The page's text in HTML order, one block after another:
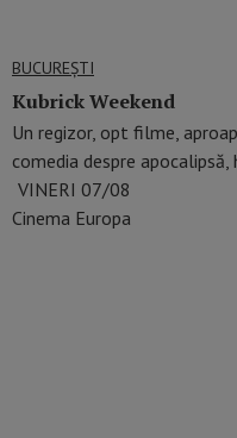
BUCUREŞTI
Kubrick Weekend
Un regizor, opt filme,
comedia despre
VINERI 07/08
Cinema Europa